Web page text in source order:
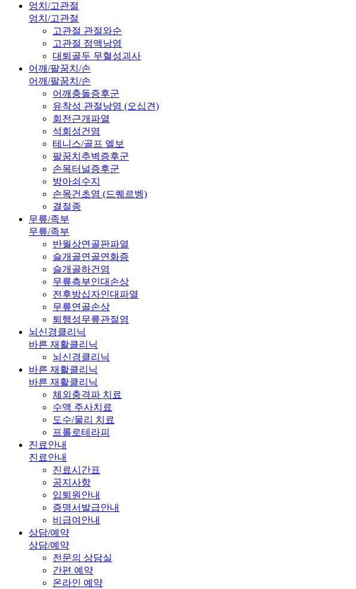
엉치/고관절
엉치/고관절
고관절 관절와순
고관절 점액낭염
대퇴골두 무혈성괴사
어깨/팔꿈치/손
어깨/팔꿈치/손
어깨충돌증후군
유착성 관절낭염 (오십견)
회전근개파열
석회성건염
테니스/골프 엘보
팔꿈치추벽증후군
손목터널증후군
방아쇠수지
손목건초염 (드퀘르벵)
결절종
무릎/족부
무릎/족부
반월상연골판파열
슬개골연골연화증
슬개골하건염
무릎측부인대손상
전후방십자인대파열
무릎연골손상
퇴행성무릎관절염
뇌신경클리닉
바른 재활클리닉
뇌신경클리닉
바른 재활클리닉
바른 재활클리닉
체외충격파 치료
수액 주사치료
도수/물리 치료
프롤로테라피
진료안내
진료안내
진료시간표
공지사항
입퇴원안내
증명서발급안내
비급여안내
상담/예약
상담/예약
전문의 상담실
간편 예약
온라인 예약